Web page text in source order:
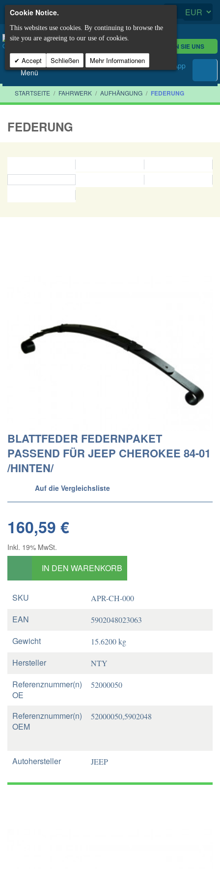
KONTAKTIEREN SIE UNS
Menü
STARTSEITE / FAHRWERK / AUFHÄNGUNG / FEDERUNG
FEDERUNG
BLATTFEDER FEDERNPAKET
PASSEND FÜR JEEP CHEROKEE 84-01
/HINTEN/
Auf die Vergleichsliste
160,59 €
Inkl. 19% MwSt.
IN DEN WARENKORB
SKU APR-CH-000
EAN 5902048023063
Gewicht 15.6200 kg
Hersteller NTY
Referenznummer(n)
OE
52000050
Referenznummer(n)
OEM
52000050,5902048
Autohersteller JEEP
Cookie Notice.
This websites use cookies. By continuing to browse the
site you are agreeing to our use of cookies.
Accept Schließen Mehr Informationen